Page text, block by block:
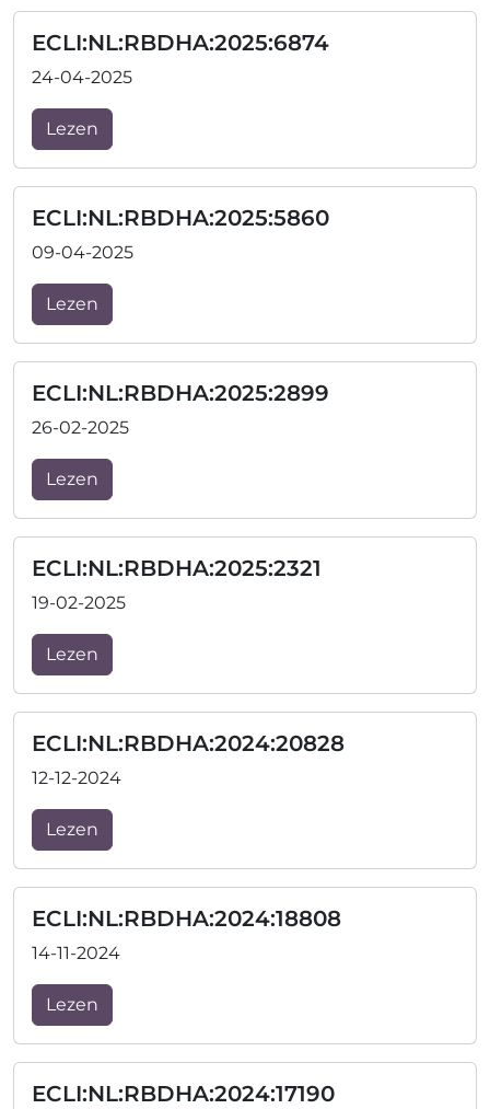
ECLI:NL:RBDHA:2025:6874
24-04-2025
Lezen
ECLI:NL:RBDHA:2025:5860
09-04-2025
Lezen
ECLI:NL:RBDHA:2025:2899
26-02-2025
Lezen
ECLI:NL:RBDHA:2025:2321
19-02-2025
Lezen
ECLI:NL:RBDHA:2024:20828
12-12-2024
Lezen
ECLI:NL:RBDHA:2024:18808
14-11-2024
Lezen
ECLI:NL:RBDHA:2024:17190